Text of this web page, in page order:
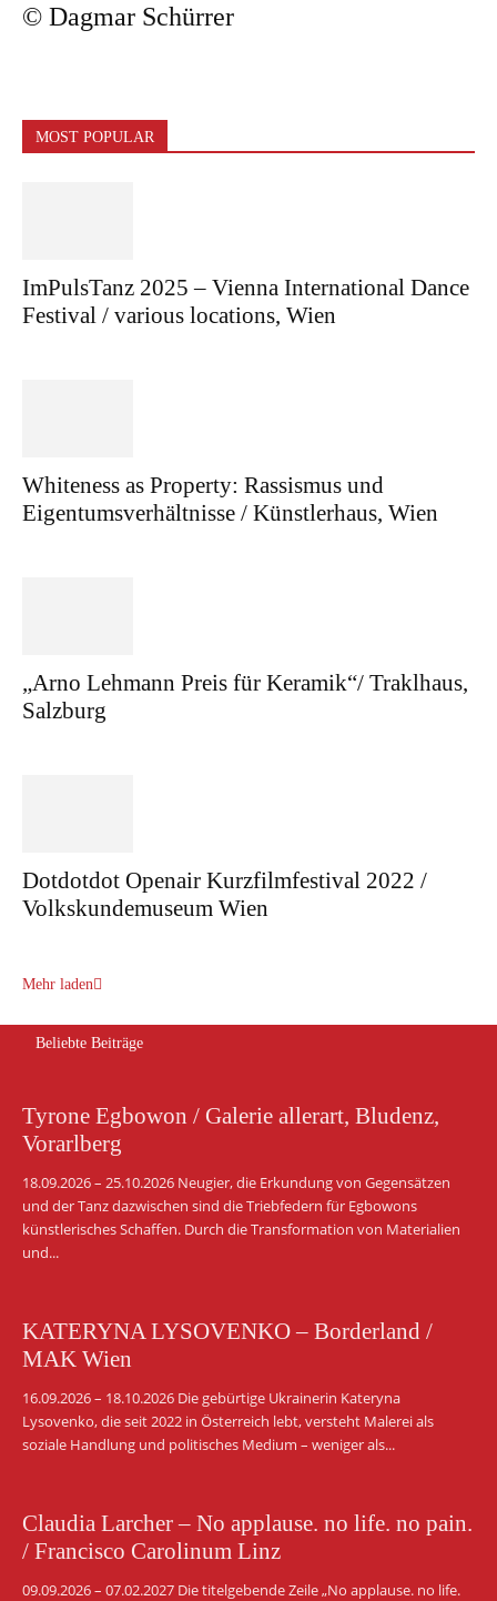
© Dagmar Schürrer
MOST POPULAR
ImPulsTanz 2025 – Vienna International Dance
Festival / various locations, Wien
Whiteness as Property: Rassismus und
Eigentumsverhältnisse / Künstlerhaus, Wien
„Arno Lehmann Preis für Keramik“/ Traklhaus,
Salzburg
Dotdotdot Openair Kurzfilmfestival 2022 /
Volkskundemuseum Wien
Mehr laden
Beliebte Beiträge
Tyrone Egbowon / Galerie allerart, Bludenz,
Vorarlberg
18.09.2026 – 25.10.2026 Neugier, die Erkundung von Gegensätzen
und der Tanz dazwischen sind die Triebfedern für Egbowons
künstlerisches Schaffen. Durch die Transformation von Materialien
und...
KATERYNA LYSOVENKO – Borderland /
MAK Wien
16.09.2026 – 18.10.2026 Die gebürtige Ukrainerin Kateryna
Lysovenko, die seit 2022 in Österreich lebt, versteht Malerei als
soziale Handlung und politisches Medium – weniger als...
Claudia Larcher – No applause. no life. no pain.
/ Francisco Carolinum Linz
09.09.2026 – 07.02.2027 Die titelgebende Zeile „No applause. no life.